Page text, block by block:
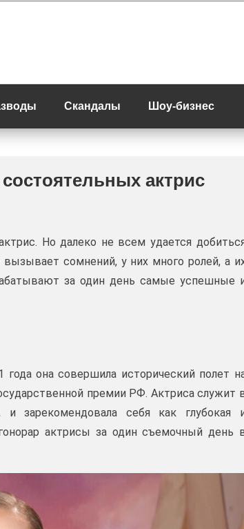
Скандалы Шоу-бизнес
актрис
Но далеко не всем удается
сомнений, у них много ролей, а
за один день самые успешные
она совершила исторический полет
премии РФ. Актриса служит
зарекомендовала себя как глубокая
актрисы за один съемочный день